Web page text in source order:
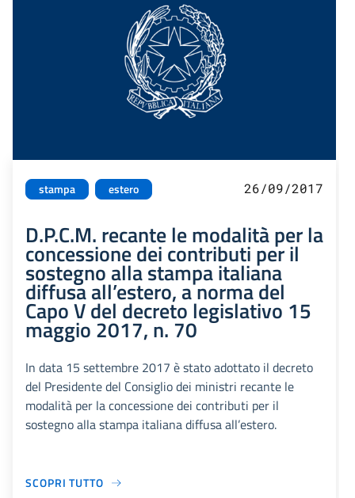
stampa estero 26/09/2017
D.P.C.M. recante le modalità per la
concessione dei contributi per il
sostegno alla stampa italiana
diffusa all’estero, a norma del
Capo V del decreto legislativo 15
maggio 2017, n. 70
In data 15 settembre 2017 è stato adottato il decreto
del Presidente del Consiglio dei ministri recante le
modalità per la concessione dei contributi per il
sostegno alla stampa italiana diffusa all’estero.
SCOPRI TUTTO